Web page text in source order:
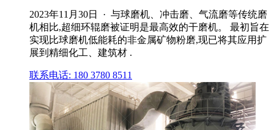
2023年11月30日 · 与球磨机、冲击磨、气流磨等传统磨
机相比,超细环辊磨被证明是最高效的干磨机。 最初旨在
实现比球磨机低能耗的非金属矿物粉磨,现已将其应用扩
展到精细化工、建筑材 .
联系电话: 180 3780 8511